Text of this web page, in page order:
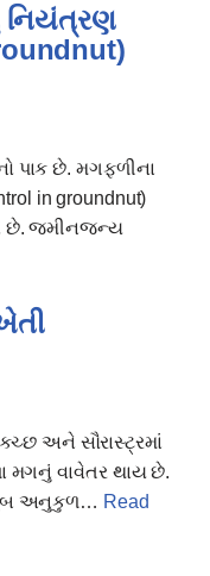
નિયંત્રણ
પાક છે. મગફળીના
in groundnut)
છે. જમીનજન્ય
અને સૌરાસ્ટ્રમાં
મગનું વાવેતર થાય છે.
અનુકુળ… Read